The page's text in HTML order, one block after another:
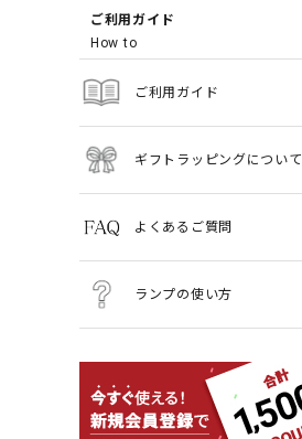
ご利用ガイド
How to
ご利用ガイド
ギフトラッピングについて
よくあるご質問
ランプの使い方